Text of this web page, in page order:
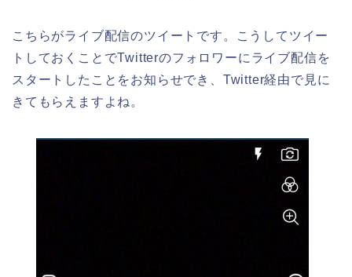
こちらがライブ配信のツイートです。こうしてツイー
トしておくことでTwitterのフォロワーにライブ配信を
スタートしたことをお知らせでき、Twitter経由で見に
きてもらえますよね。